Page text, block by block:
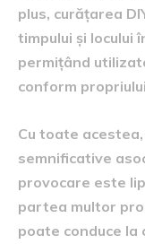
plus, curățarea
timpului și locului
permițând
conform
Cu toate
semnificative
provocare este
partea multor
poate conduce la